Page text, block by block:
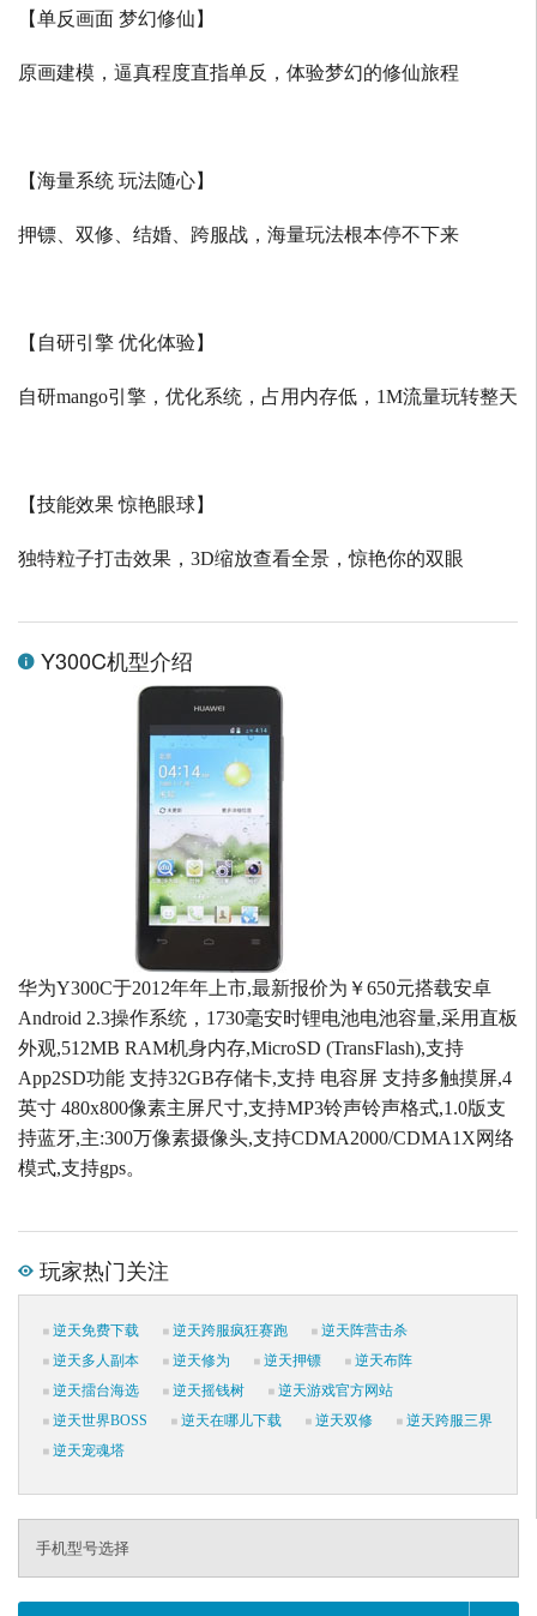
【单反画面 梦幻修仙】
原画建模，逼真程度直指单反，体验梦幻的修仙旅程
【海量系统 玩法随心】
押镖、双修、结婚、跨服战，海量玩法根本停不下来
【自研引擎 优化体验】
自研mango引擎，优化系统，占用内存低， 1M流量玩转整天
【技能效果 惊艳眼球】
独特粒子打击效果， 3D缩放查看全景，惊艳你的双眼
Y300C机型介绍
华为Y300C于2012年年上市,最新报价为￥650元搭载安卓
Android 2.3操作系统，1730毫安时锂电池电池容量,采用直板
外观,512MB RAM机身内存,MicroSD (TransFlash),支持
App2SD功能 支持32GB存储卡,支持 电容屏 支持多触摸屏,4
英寸 480x800像素主屏尺寸,支持MP3铃声铃声格式,1.0版支
持蓝牙,主:300万像素摄像头,支持CDMA2000/CDMA1X网络
模式,支持gps。
玩家热门关注
逆天免费下载 逆天跨服疯狂赛跑
逆天阵营击杀
逆天多人副本
逆天修为 逆天押镖
逆天布阵
逆天擂台海选
逆天摇钱树
逆天游戏官方网站
逆天世界BOSS
逆天在哪儿下载 逆天双修
逆天跨服三界
逆天宠魂塔
手机型号选择